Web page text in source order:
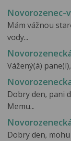
Novorozenec-
Mám vážnou
vody...
Vážený(á)
Dobry den, pani
Memu...
Dobry den,